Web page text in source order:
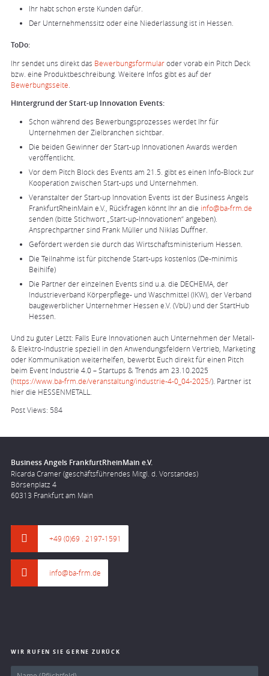
Ihr habt schon erste Kunden dafür.
Der Unternehmenssitz oder eine Niederlassung ist in Hessen.
ToDo:
Ihr sendet uns direkt das Bewerbungsformularoder vorab ein Pitch Deck
bzw. eine Produktbeschreibung. Weitere Infos gibt es auf der
Bewerbungsseite
Hintergrund der Start-up Innovation Events:
Schon während des Bewerbungsprozesses werdet Ihr für
Unternehmen der Zielbranchen sichtbar.
Die beiden Gewinner der Start-up Innovationen Awards werden
veröffentlicht.
Vor dem Pitch Block des Events am 21.5. gibt es einen Info-Block zur
Kooperation zwischen Start-ups und Unternehmen.
Veranstalter der Start-up Innovation Events ist der Business Angels
FrankfurtRheinMain e.V., Rückfragen könnt Ihr an die info@ba-frm.de
senden (bitte Stichwort „Start-up-Innovationen“ angeben).
Ansprechpartner sind Frank Müller und Niklas Duffner.
Gefördert werden sie durch das Wirtschaftsministerium Hessen.
Die Teilnahme ist für pitchende Start-ups kostenlos (De-minimis
Beihilfe)
Die Partner der einzelnen Events sind u.a. die DECHEMA, der
Industrieverband Körperpflege- und Waschmittel (IKW), der Verband
baugewerblicher Unternehmer Hessen e.V. (VbU) und der StartHub
Hessen.
Und zu guter Letzt: Falls Eure Innovationen auch Unternehmen der Metall-
& Elektro-Industrie speziell in den Anwendungsfeldern Vertrieb, Marketing
oder Kommunikation weiterhelfen, bewerbt Euch direkt für einen Pitch
beim Event Industrie 4.0 – Startups & Trends am 23.10.2025
(https://www.ba-frm.de/veranstaltung/industrie-4-0_04-2025/). Partner ist
hier die HESSENMETALL.
Post Views: 584
Business Angels FrankfurtRheinMain e.V.
Ricarda Cramer (geschäftsführendes Mitgl. d. Vorstandes)
Börsenplatz 4
60313 Frankfurt am Main
+49 (0)69 . 2197-1591
info@ba-frm.de
WIR RUFEN SIE GERNE ZURÜCK